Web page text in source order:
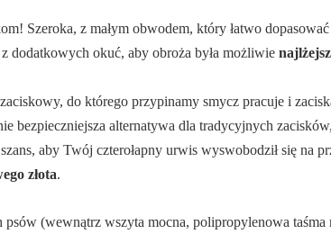
Szeroka, z małym obwodem, który łatwo
dodatkowych okuć, aby obroża była możliwie
zaciskowy, do którego przypinamy smycz pracuje i
bezpieczniejsza alternatywa dla tradycyjnych
aby Twój czterołapny urwis wyswobodził się na
złota.
(wewnątrz wszyta mocna, polipropylenowa taśma